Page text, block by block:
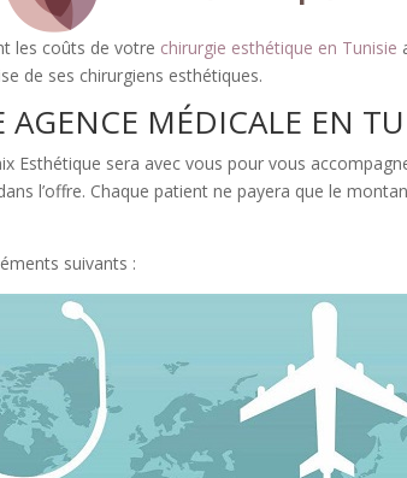
les coûts de votre chirurgie esthétique en Tunisie
de ses chirurgiens esthétiques.
AGENCE MÉDICALE EN
Esthétique sera avec vous pour vous
l’offre. Chaque patient ne payera que le
suivants :